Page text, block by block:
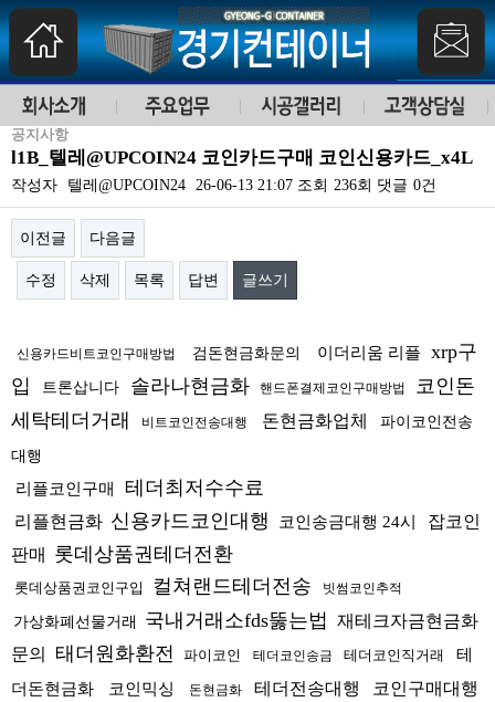
공지사항
l1B_텔레@UPCOIN24 코인카드구매 코인신용카드_x4L
작성자 텔레@UPCOIN24 26-06-13 21:07 조회 236회 댓글 0건
이전글 다음글
수정 삭제 목록 답변 글쓰기
신용카드비트코인구매방법 검돈현금화문의 이더리움 리플
xrp구
입
트론삽니다 솔라나현금화 핸드폰결제코인구매방법
코인돈
세탁테더거래
비트코인전송대행 돈현금화업체 파이코인전송
대행
리플코인구매 테더최저수수료
리플현금화 신용카드코인대행 코인송금대행 24시
잡코인
판매
롯데상품권테더전환
롯데상품권코인구입 컬쳐랜드테더전송 빗썸코인추적
가상화폐선물거래 국내거래소fds뚫는법
재테크자금현금화
문의
태더원화환전 파이코인 테더코인송금 테더코인직거래
테
더돈현금화
코인믹싱 돈현금화 테더전송대행 코인구매대행